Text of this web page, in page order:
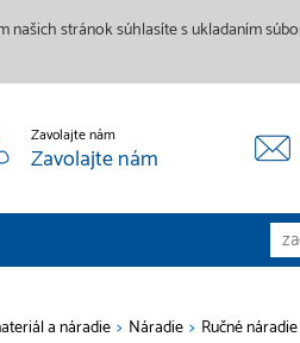
stránok súhlasíte s ukladaním
Zavolajte nám
Zavolajte nám
a náradie > Náradie > Ručné náradie